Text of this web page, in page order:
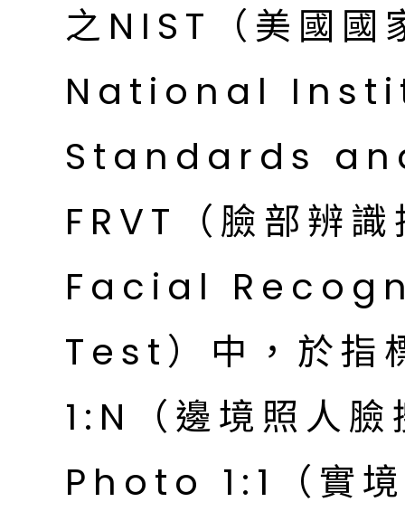
之NIST（美國國
National
Standards
FRVT（臉部辨
Facial
Test）中，於
1:N（邊境照人
Photo 1:1（實